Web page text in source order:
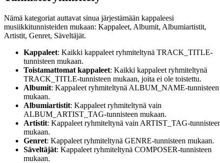
Nämä kategoriat auttavat sinua järjestämään kappaleesi
musiikkitunnisteiden mukaan: Kappaleet, Albumit, Albumiartistit,
Artistit, Genret, Säveltäjät.
Kappaleet: Kaikki kappaleet ryhmiteltynä TRACK_TITLE-
tunnisteen mukaan.
Toistamattomat kappaleet: Kaikki kappaleet ryhmiteltynä
TRACK_TITLE-tunnisteen mukaan, joita ei ole toistettu.
Albumit: Kappaleet ryhmiteltynä ALBUM_NAME-tunnisteen
mukaan.
Albumiartistit: Kappaleet ryhmiteltynä vain
ALBUM_ARTIST_TAG-tunnisteen mukaan.
Artistit: Kappaleet ryhmiteltynä vain ARTIST_TAG-
mukaan.
Genret: Kappaleet ryhmiteltynä GENRE-tunnisteen mukaan.
Säveltäjät: Kappaleet ryhmiteltynä COMPOSER-tunnisteen
mukaan.